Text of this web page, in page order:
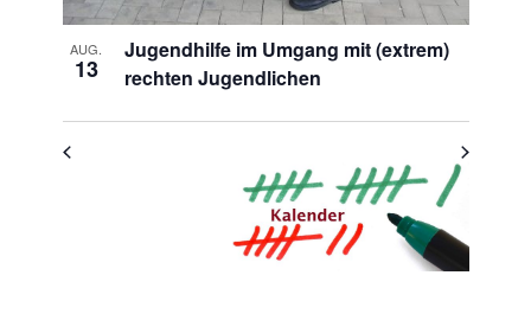
AUG.
13
Jugendhilfe im Umgang mit (extrem)
rechten Jugendlichen